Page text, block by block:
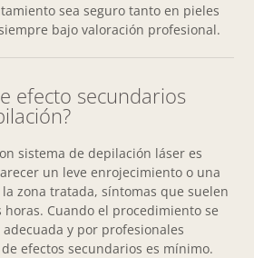
sea seguro tanto en pieles
bajo valoración profesional.
efecto secundarios
sistema de depilación láser es
un leve enrojecimiento o una
zona tratada, síntomas que suelen
horas. Cuando el procedimiento se
y por profesionales
efectos secundarios es mínimo.